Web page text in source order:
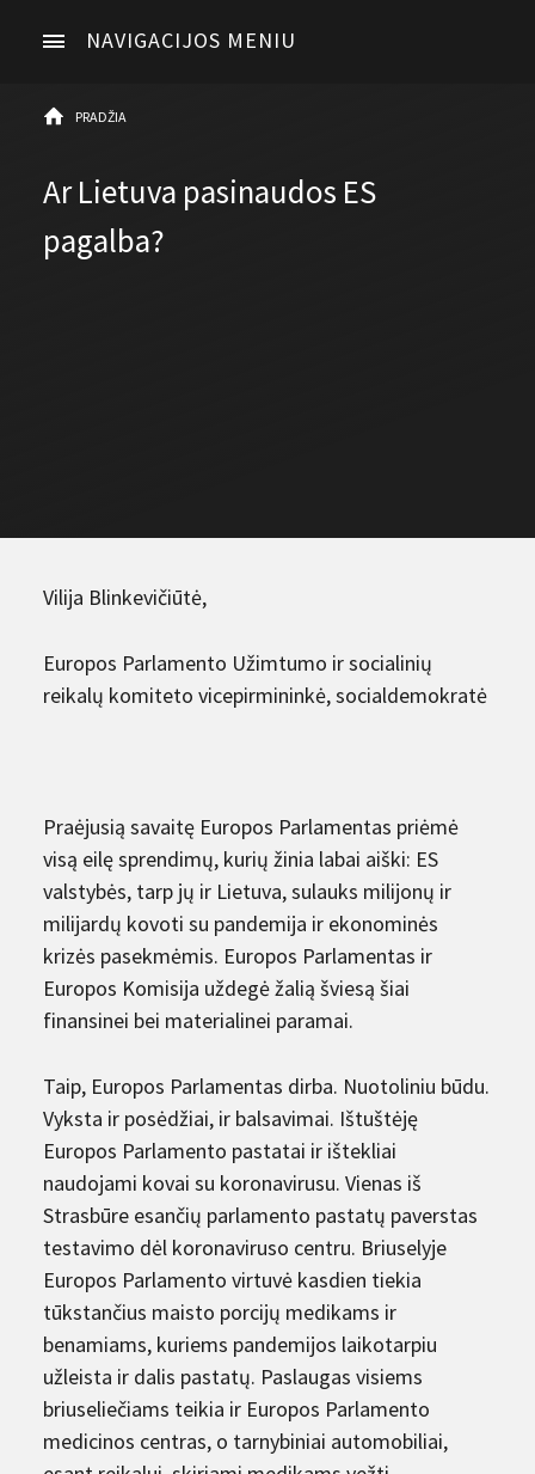
NAVIGACIJOS MENIU
PRADŽIA
Ar Lietuva pasinaudos ES
pagalba?
Vilija Blinkevičiūtė,
Europos Parlamento Užimtumo ir socialinių
reikalų komiteto vicepirmininkė, socialdemokratė
Praėjusią savaitę Europos Parlamentas priėmė
visą eilę sprendimų, kurių žinia labai aiški: ES
valstybės, tarp jų ir Lietuva, sulauks milijonų ir
milijardų kovoti su pandemija ir ekonominės
krizės pasekmėmis. Europos Parlamentas ir
Europos Komisija uždegė žalią šviesą šiai
finansinei bei materialinei paramai.
Taip, Europos Parlamentas dirba. Nuotoliniu būdu.
Vyksta ir posėdžiai, ir balsavimai. Ištuštėję
Europos Parlamento pastatai ir ištekliai
naudojami kovai su koronavirusu. Vienas iš
Strasbūre esančių parlamento pastatų paverstas
testavimo dėl koronaviruso centru. Briuselyje
Europos Parlamento virtuvė kasdien tiekia
tūkstančius maisto porcijų medikams ir
benamiams, kuriems pandemijos laikotarpiu
užleista ir dalis pastatų. Paslaugas visiems
briuseliečiams teikia ir Europos Parlamento
medicinos centras, o tarnybiniai automobiliai,